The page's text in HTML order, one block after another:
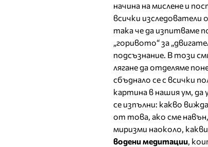
начина на мислене и
всички изследователи
така че да изпитваме
„горивото“ за
подсъзнание. В този
лягане да отделяме
сбъднало се с всички
картина в нашия ум,
се изпълни: какво
от това, ако сме
миризми наоколо,
водени медитации,